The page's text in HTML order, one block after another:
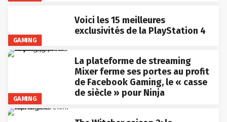
GAMING
Voici les 15 meilleures
exclusivités de la PlayStation 4
GAMING
La plateforme de streaming
Mixer ferme ses portes au profit
de Facebook Gaming, le « casse
de siècle » pour Ninja